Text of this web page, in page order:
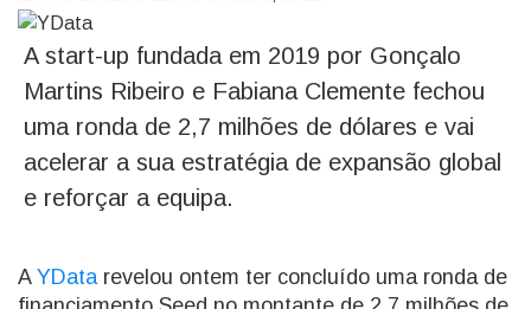
A start-up fundada em 2019 por Gonçalo
Martins Ribeiro e Fabiana Clemente fechou
uma ronda de 2,7 milhões de dólares e vai
acelerar a sua estratégia de expansão global
e reforçar a equipa.
A YData revelou ontem ter concluído uma ronda de